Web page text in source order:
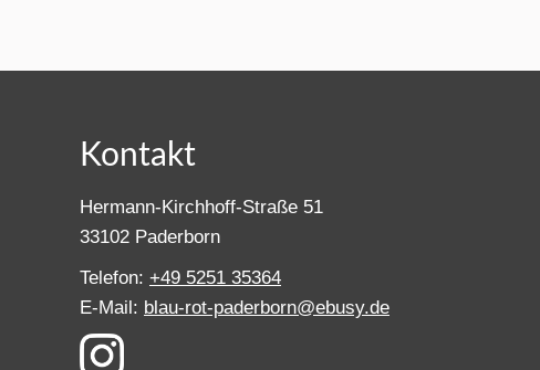
Kontakt
Hermann-Kirchhoff-Straße 51
33102 Paderborn
Telefon: +49 5251 35364
E-Mail: blau-rot-paderborn@ebusy.de